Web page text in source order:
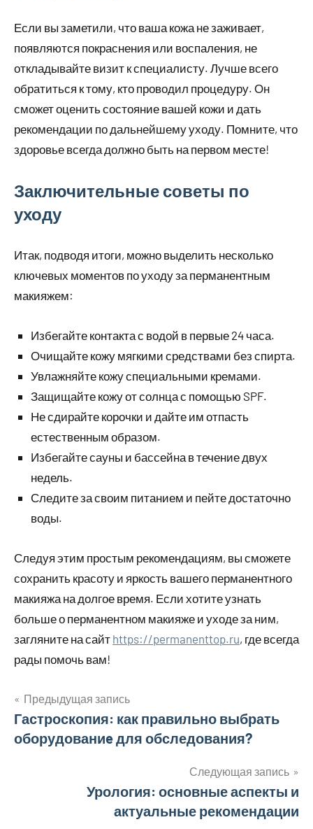
Если вы заметили, что ваша кожа не заживает,
появляются покраснения или воспаления, не
откладывайте визит к специалисту. Лучше всего
обратиться к тому, кто проводил процедуру. Он
сможет оценить состояние вашей кожи и дать
рекомендации по дальнейшему уходу. Помните, что
здоровье всегда должно быть на первом месте!
Заключительные советы по
уходу
Итак, подводя итоги, можно выделить несколько
ключевых моментов по уходу за перманентным
макияжем:
Избегайте контакта с водой в первые 24 часа.
Очищайте кожу мягкими средствами без спирта.
Увлажняйте кожу специальными кремами.
Защищайте кожу от солнца с помощью SPF.
Не сдирайте корочки и дайте им отпасть
естественным образом.
Избегайте сауны и бассейна в течение двух
недель.
Следите за своим питанием и пейте достаточно
воды.
Следуя этим простым рекомендациям, вы сможете
сохранить красоту и яркость вашего перманентного
макияжа на долгое время. Если хотите узнать
больше о перманентном макияже и уходе за ним,
загляните на сайт https://permanenttop.ru, где всегда
рады помочь вам!
Навигация
по
Предыдущая запись
Гастроскопия: как правильно выбрать
оборудованиe для обследования?
Следующая запись
Урология: основные аспекты и
актуальные рекомендации